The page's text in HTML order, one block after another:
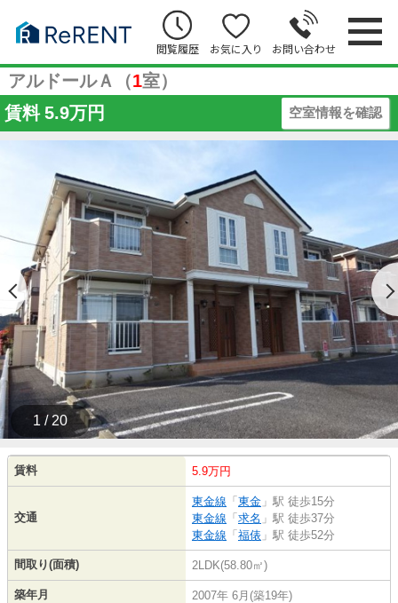
閲覧履歴 お気に入り お問い合わせ
アルドールＡ（1室）
賃料 5.9万円 空室情報を確認
1 / 20
賃料 5.9万円
交通
東金線 「東金 」駅 徒歩15分
東金線 「求名 」駅 徒歩37分
東金線 「福俵 」駅 徒歩52分
間取り(面積) 2LDK(58.80㎡)
築年月 2007年 6月(築19年)